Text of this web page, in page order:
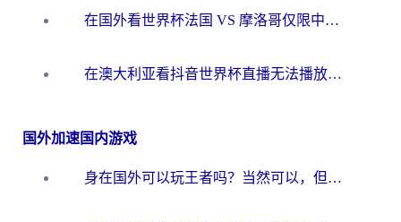
在国外看世界杯法国 VS 摩洛哥仅限中国大陆？别让地域限制拦下你的欢呼
在澳大利亚看抖音世界杯直播无法播放？海外党体育观赛终极指南来了！
国外加速国内游戏
身在国外可以玩王者吗？当然可以，但你需要这份“加速”指南